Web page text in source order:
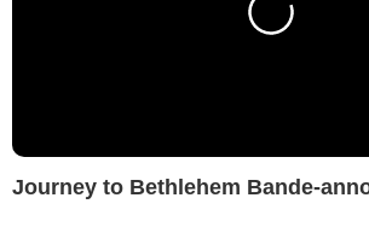
Journey to Bethlehem Bande-